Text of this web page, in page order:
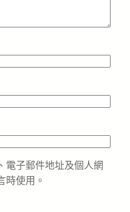
電子郵件地址及個人網
時使用。